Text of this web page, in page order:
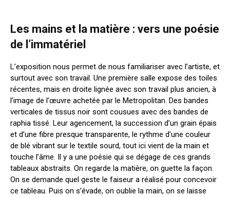
Les mains et la matière : vers une poésie
de l’immatériel
L’exposition nous permet de nous familiariser avec l’artiste, et
surtout avec son travail. Une première salle expose des toiles
récentes, mais en droite lignée avec son travail plus ancien, à
l’image de l’œuvre achetée par le Metropolitan. Des bandes
verticales de tissus noir sont cousues avec des bandes de
raphia tissé. Leur agencement, la succession d’un grain épais
et d’une fibre presque transparente, le rythme d’une couleur
de blé vibrant sur le textile sourd, tout ici vient de la main et
touche l’âme. Il y a une poésie qui se dégage de ces grands
tableaux abstraits. On regarde la matière, on guette la façon.
On se demande quel geste le faiseur a réalisé pour concevoir
ce tableau. Puis on s’évade, on oublie la main, on se laisse